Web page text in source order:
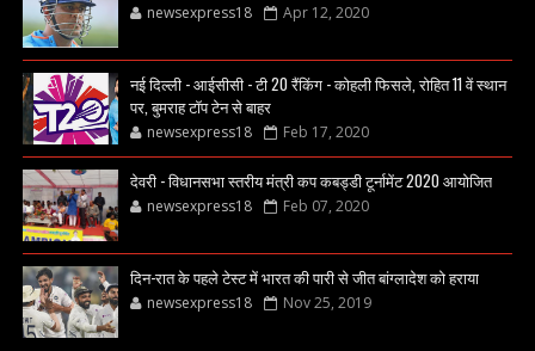
newsexpress18 Apr 12, 2020
नई दिल्ली - आईसीसी - टी 20 रैंकिंग - कोहली फिसले, रोहित 11 वें स्थान
पर, बुमराह टॉप टेन से बाहर
newsexpress18 Feb 17, 2020
देवरी - विधानसभा स्तरीय मंत्री कप कबड्डी टूर्नामेंट 2020 आयोजित
newsexpress18 Feb 07, 2020
दिन-रात के पहले टेस्ट में भारत की पारी से जीत बांग्लादेश को हराया
newsexpress18 Nov 25, 2019